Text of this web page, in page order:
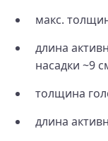
макс.
длина
насадки ~9
толщина
длина